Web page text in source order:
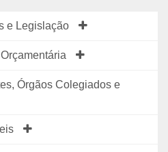
e Legislação
Órgãos Colegiados e